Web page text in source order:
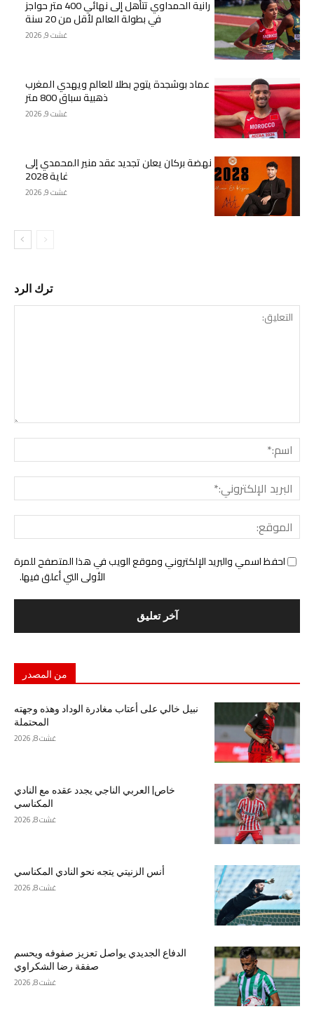
رانية الحمداوي تتأهل إلى نهائي 400 متر حواجز
في بطولة العالم لأقل من 20 سنة
غشت 9, 2026
عماد بوشجدة يتوج بطلا للعالم ويهدي المغرب
ذهبية سباق 800 متر
غشت 9, 2026
نهضة بركان يعلن تجديد عقد منير المحمدي إلى
غاية 2028
غشت 9, 2026
ترك الرد
احفظ اسمي والبريد الإلكتروني وموقع الويب في هذا المتصفح للمرة
الأولى التي أعلق فيها.
من المصدر
نبيل خالي على أعتاب مغادرة الوداد وهذه وجهته
المحتملة
غشت 8, 2026
خاص| العربي الناجي يجدد عقده مع النادي
المكناسي
غشت 8, 2026
أنس الزنيتي يتجه نحو النادي المكناسي
غشت 8, 2026
الدفاع الجديدي يواصل تعزيز صفوفه ويحسم
صفقة رضا الشكراوي
غشت 8, 2026